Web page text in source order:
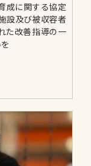
成に関する協定
設及び被収容者
た改善指導の一